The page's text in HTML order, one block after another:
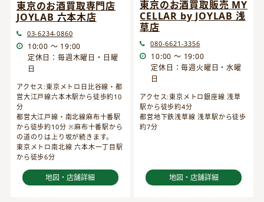
東京のお酒買取専門店
JOYLAB 六本木店
03-6234-0860
10:00 ～ 19:00
定休日：毎週木曜日・日曜
日
アクセス:東京メトロ日比谷線・都
営大江戸線六本木駅から徒歩約10
分
都営大江戸線・南北線麻布十番駅
から徒歩約10分 ※麻布十番駅から
の道のりは上り坂が続きます。
東京メトロ南北線 六本木一丁目駅
から徒歩6分
地図・店舗詳細
東京のお酒買取販売 MY
CELLAR by JOYLAB 浅
草店
080-6621-3356
10:00 ～ 19:00
定休日：毎週火曜日・水曜
日
アクセス:東京メトロ銀座線 浅草
駅から徒歩約4分
都営地下鉄浅草線 浅草駅から徒歩
約7分
地図・店舗詳細